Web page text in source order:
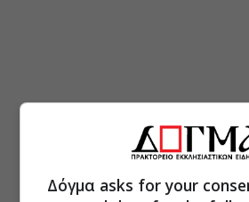
Δόγμα asks for your